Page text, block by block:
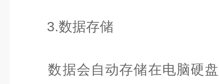
3.数据存储
数据会自动存储在电脑硬盘